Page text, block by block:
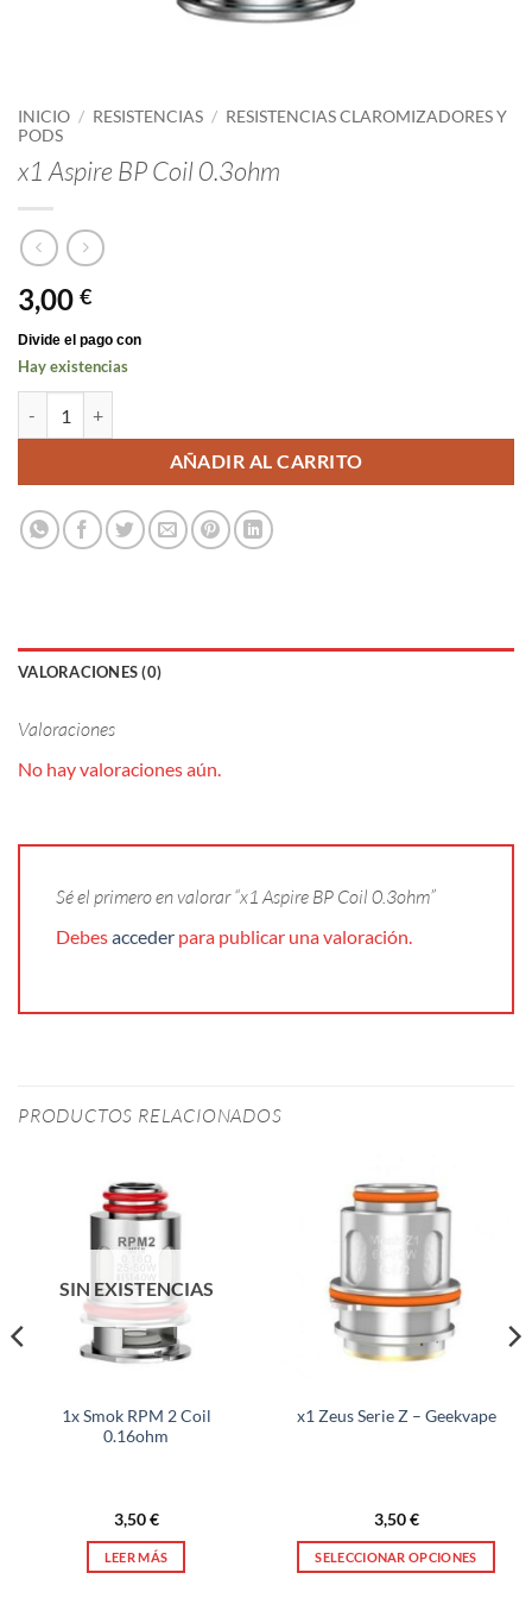
INICIO / RESISTENCIAS / RESISTENCIAS CLAROMIZADORES Y
PODS
x1 Aspire BP Coil 0.3ohm
3,00 €
Hay existencias
AÑADIR AL CARRITO
VALORACIONES (0)
Valoraciones
No hay valoraciones aún.
Sé el primero en valorar “x1 Aspire BP Coil 0.3ohm”
Debesacceder para publicar una valoración.
PRODUCTOS RELACIONADOS
SIN EXISTENCIAS
1x Smok RPM 2 Coil
0.16ohm
3,50€
LEER MÁS
x1 Zeus Serie Z – Geekvape
3,50€
SELECCIONAR OPCIONES